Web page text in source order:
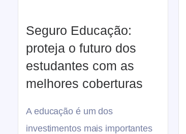
Seguro Educação:
proteja o futuro dos
estudantes com as
melhores coberturas
A educação é um dos
investimentos mais importantes